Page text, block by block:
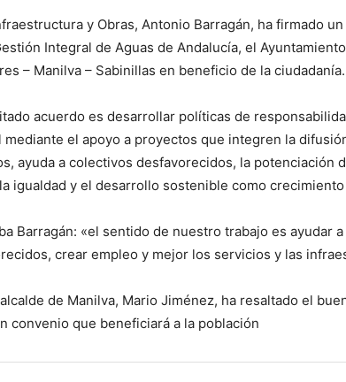
y Obras, Antonio Barragán, ha firmado
Integral de Aguas de Andalucía, el
– Manilva – Sabinillas en beneficio de la ciudadanía.
acuerdo es desarrollar políticas de
mediante el apoyo a proyectos que integren la
ayuda a colectivos desfavorecidos, la potenciación
igualdad y el desarrollo sostenible como
Barragán: «el sentido de nuestro trabajo es ayudar
crear empleo y mejor los servicios y las
de Manilva, Mario Jiménez, ha resaltado el
convenio que beneficiará a la población